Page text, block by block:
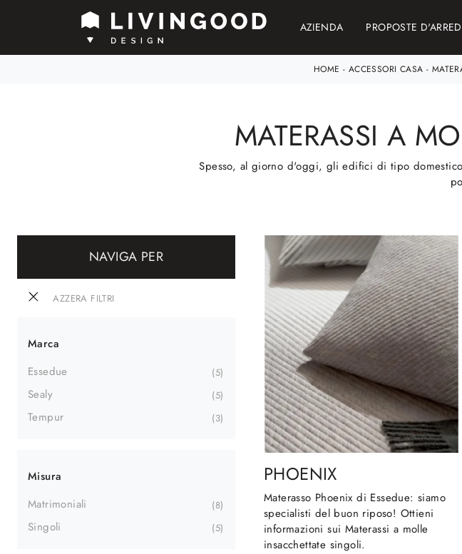
AZIENDA PROPOSTE
HOME - ACCESSORI CASA -
MATERASSI A
Spesso, al giorno d'oggi, gli edifici di tipo
NAVIGA PER
AZZERA FILTRI
Marca
Essedue
5
Sealy 5
Tempur 3
Misura
Matrimoniali
8
Singoli 5
PHOENIX
Materasso Phoenix di Essedue: siamo
specialisti del buon riposo! Ottieni
informazioni sui Materassi a molle
insacchettate singoli.